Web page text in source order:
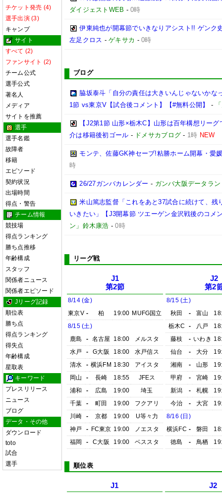
チケット発売 (4)
選手出演 (3)
キャンプ
サイト
すべて (2)
ファンサイト (2)
チーム公式
選手公式
著名人
メディア
サイトを推薦
選手
選手名鑑
故障者
移籍
エピソード
契約状況
出場時間
得点・警告
チーム情報
競技場
得点ランキング
勝ち点推移
年齢構成
スタッフ
関係者ニュース
関係者エピソード
Jリーグ記録
順位表
勝ち点
得点ランキング
得失点
年齢構成
星取表
キーワード
プレスリリース
ニュース
ブログ
データ・その他
ダウンロード
toto
試合
選手
ダイジェストWEB -0時
伊東純也が開幕節でいきなりアシスト!! ゲンク
左足クロス -ゲキサカ -0時
ブログ
脇坂泰斗「自分の責任は大きいんじゃないか
1節 vs東京V【試合後コメント】【#無料公開】
-
【J2第1節 山形×栃木C】山形は百年構想リー
介は移籍後初ゴール - ドメサカブログ - 1時 NEW
モンテ、佐藤GK神セーブ!粘勝ホーム開幕・愛
時
26/27ガンバカレンダー - ガンバ大阪データラ
米山篤志監督「これをあと37試合に続けて、
いきたい」【J3開幕節 ツエーゲン金沢戦後のコメ
ン」鈴木康浩 -0時
リーグ戦
J1
第2節
8/14 (金)
東京V - 柏 19:00 MUFG国立
8/15 (土)
鹿島
- 名古屋 18:00
メルスタ
水戸
- G大阪 18:00
水戸信ス
清水
- 横浜FM 18:30
アイスタ
岡山
- 長崎 18:55
JFEス
浦和
- 広島 19:00
埼玉
千葉
- 町田 19:00
フクアリ
川崎
- 京都 19:00
U等々力
神戸
- FC東京 19:00
ノエスタ
福岡
- C大阪 19:00 ベススタ
J2
第2
8/15 (土)
秋田
- 富山
栃木C
- 八戸
藤枝
- いわき
仙台
- 大分
湘南
- 山形
甲府
- 宮崎
新潟
- 札幌
今治
- 大宮
8/16 (日)
横浜FC - 磐田
徳島
- 鳥栖
順位表
J1 J2